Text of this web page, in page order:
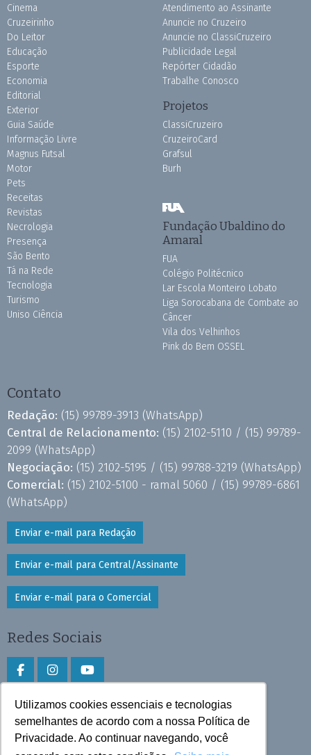
Utilizamos cookies essenciais e tecnologias
semelhantes de acordo com a nossa Política de
Privacidade. Ao continuar navegando, você
Cinema
Cruzeirinho
Do Leitor
Educação
Esporte
Economia
Editorial
Exterior
Guia Saúde
Informação Livre
Magnus Futsal
Motor
Pets
Receitas
Revistas
Necrologia
Presença
São Bento
Tá na Rede
Tecnologia
Turismo
Uniso Ciência
Atendimento ao Assinante
Anuncie no Cruzeiro
Anuncie no ClassiCruzeiro
Publicidade Legal
Repórter Cidadão
Trabalhe Conosco
Projetos
ClassiCruzeiro
CruzeiroCard
Grafsul
Burh
Fundação Ubaldino do
Amaral
FUA
Colégio Politécnico
Lar Escola Monteiro Lobato
Liga Sorocabana de Combate ao
Câncer
Vila dos Velhinhos
Pink do Bem OSSEL
Contato
Redação: (15) 99789-3913 (WhatsApp)
Central de Relacionamento: (15) 2102-5110 / (15) 99789-
2099 (WhatsApp)
Negociação: (15) 2102-5195 / (15) 99788-3219 (WhatsApp)
Comercial: (15) 2102-5100 - ramal 5060 / (15) 99789-6861
(WhatsApp)
Enviar e-mail para Redação
Enviar e-mail para Central/Assinante
Enviar e-mail para o Comercial
Redes Sociais
Faça download do aplicativo
Play Store e App Store